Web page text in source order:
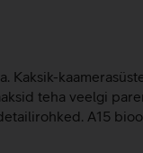
Kaksik-
teha veelgi
A15